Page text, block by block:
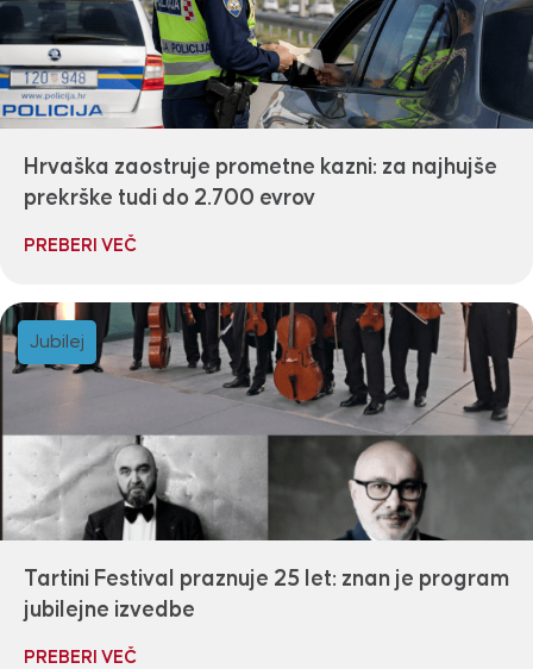
Hrvaška zaostruje prometne kazni: za najhujše
prekrške tudi do 2.700 evrov
PREBERI VEČ
Jubilej
Tartini Festival praznuje 25 let: znan je program
jubilejne izvedbe
PREBERI VEČ